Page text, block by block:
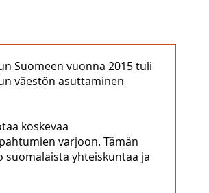
Suomeen vuonna 2015 tuli
väestön asuttaminen
koskevaa
varjoon. Tämän
suomalaista yhteiskuntaa ja